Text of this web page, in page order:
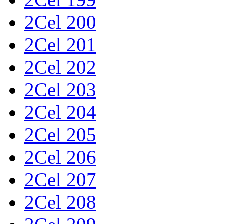
2Cel 200
2Cel 201
2Cel 202
2Cel 203
2Cel 204
2Cel 205
2Cel 206
2Cel 207
2Cel 208